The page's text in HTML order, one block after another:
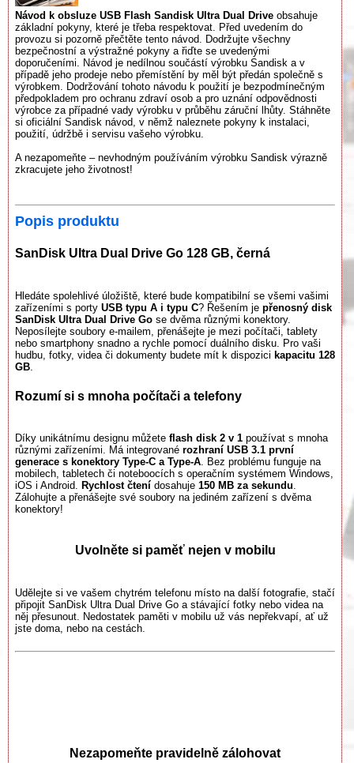
Návod k obsluze USB Flash Sandisk Ultra Dual Drive obsahuje
základní pokyny, které je třeba respektovat. Před uvedením do
provozu si pozorně přečtěte tento návod. Dodržujte všechny
bezpečnostní a výstražné pokyny a řiďte se uvedenými
doporučeními. Návod je nedílnou součástí výrobku Sandisk a v
případě jeho prodeje nebo přemístění by měl být předán společně s
výrobkem. Dodržování tohoto návodu k použití je bezpodmínečným
předpokladem pro ochranu zdraví osob a pro uznání odpovědnosti
výrobce za případné vady výrobku v průběhu záruční lhůty. Stáhněte
si oficiální Sandisk návod, v němž naleznete pokyny k instalaci,
použití, údržbě i servisu vašeho výrobku.
A nezapomeňte – nevhodným používáním výrobku Sandisk výrazně
zkracujete jeho životnost!
Popis produktu
SanDisk Ultra Dual Drive Go 128 GB, černá
Hledáte spolehlivé úložiště, které bude kompatibilní se všemi vašimi
zařízeními s porty USB typu A i typu C? Řešením je přenosný disk
SanDisk Ultra Dual Drive Go se dvěma různými konektory.
Neposílejte soubory e-mailem, přenášejte je mezi počítači, tablety
nebo smartphony snadno a rychle pomocí duálního disku. Pro vaši
hudbu, fotky, videa či dokumenty budete mít k dispozici kapacitu 128
GB
Rozumí si s mnoha počítači a telefony
Díky unikátnímu designu můžete flash disk 2 v 1 používat s mnoha
různými zařízeními. Má integrované rozhraní USB 3.1 první
generace s konektory Type-C a Type-A. Bez problému funguje na
mobilech, tabletech či noteboocích s operačním systémem Windows,
iOS i Android. Rychlost čtení dosahuje 150 MB za sekundu.
Zálohujte a přenášejte své soubory na jediném zařízení s dvěma
konektory!
Uvolněte si paměť nejen v mobilu
Udělejte si ve vašem chytrém telefonu místo na další fotografie, stačí
připojit SanDisk Ultra Dual Drive Go a stávající fotky nebo videa na
něj přesunout. Nedostatek paměti v mobilu už vás nepřekvapí, ať už
jste doma, nebo na cestách.
Nezapomeňte pravidelně zálohovat